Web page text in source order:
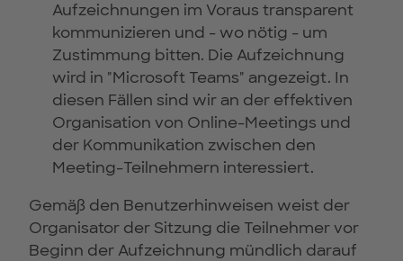
Aufzeichnungen im Voraus transparent
kommunizieren und - wo nötig - um
Zustimmung bitten. Die Aufzeichnung
wird in "Microsoft Teams" angezeigt. In
diesen Fällen sind wir an der effektiven
Organisation von Online-Meetings und
der Kommunikation zwischen den
Meeting-Teilnehmern interessiert.
Gemäß den Benutzerhinweisen weist der
Organisator der Sitzung die Teilnehmer vor
Beginn der Aufzeichnung mündlich darauf